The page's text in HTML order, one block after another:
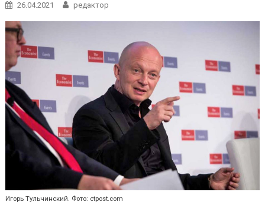
26.04.2021 редактор
Игорь Тульчинский. Фото: ctpost.com